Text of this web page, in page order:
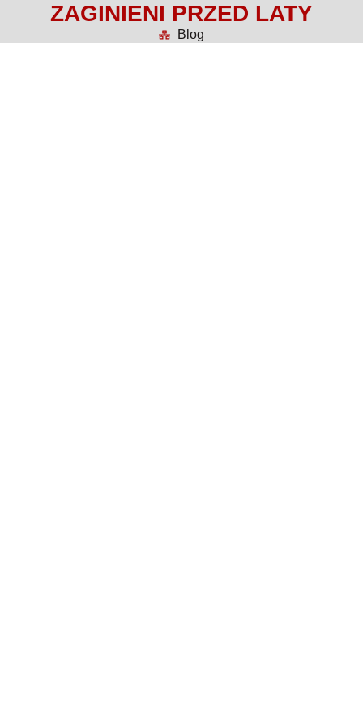
ZAGINIENI PRZED LATY
Blog